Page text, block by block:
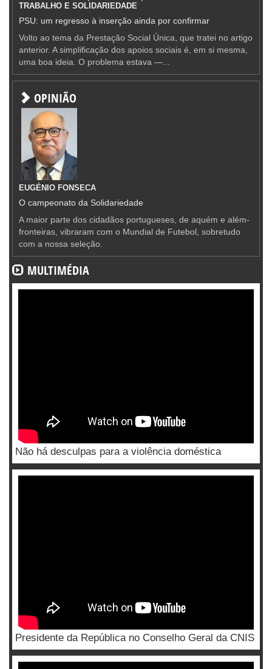
TRABALHO E SOLIDARIEDADE
PSU: um regresso à inserção ainda por confirmar
Volto ao tema da Prestação Social Única, que tratei no artigo
anterior. A simplificação dos apoios sociais é, em si mesma,
uma boa ideia. O problema estava —...
OPINIÃO
EUGÉNIO FONSECA
O campeonato da Solidariedade
A maior parte dos cidadãos portugueses, de aquém e além-
fronteiras, vibraram com o Mundial de Futebol, sobretudo
com a nossa seleção.
MULTIMÉDIA
Não há desculpas para a violência doméstica
Presidente da República no Conselho Geral da CNIS